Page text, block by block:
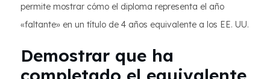
permite mostrar cómo el diploma representa el año
«faltante» en un título de 4 años equivalente a los EE. UU.
Demostrar que ha